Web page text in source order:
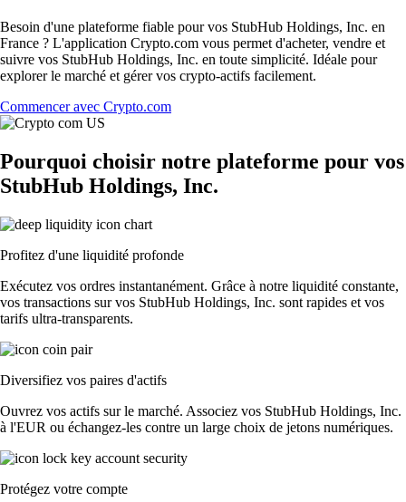
Besoin d'une plateforme fiable pour vos StubHub Holdings, Inc. en
France ? L'application Crypto.com vous permet d'acheter, vendre et
suivre vos StubHub Holdings, Inc. en toute simplicité. Idéale pour
explorer le marché et gérer vos crypto-actifs facilement.
Commencer avec Crypto.com
Pourquoi choisir notre plateforme pour vos
StubHub Holdings, Inc.
Profitez d'une liquidité profonde
Exécutez vos ordres instantanément. Grâce à notre liquidité constante,
vos transactions sur vos StubHub Holdings, Inc. sont rapides et vos
tarifs ultra-transparents.
Diversifiez vos paires d'actifs
Ouvrez vos actifs sur le marché. Associez vos StubHub Holdings, Inc.
à l'EUR ou échangez-les contre un large choix de jetons numériques.
Protégez votre compte